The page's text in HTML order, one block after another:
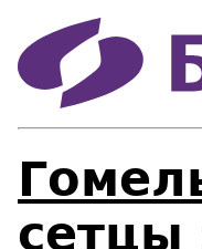
сетцы